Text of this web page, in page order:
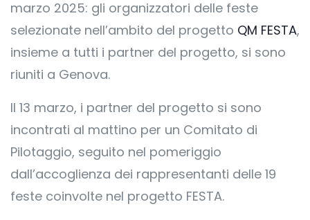
marzo 2025: gli organizzatori delle feste
selezionate nell’ambito del progetto QM FESTA,
insieme a tutti i partner del progetto, si sono
riuniti a Genova.
Il 13 marzo, i partner del progetto si sono
incontrati al mattino per un Comitato di
Pilotaggio, seguito nel pomeriggio
dall’accoglienza dei rappresentanti delle 19
feste coinvolte nel progetto FESTA.